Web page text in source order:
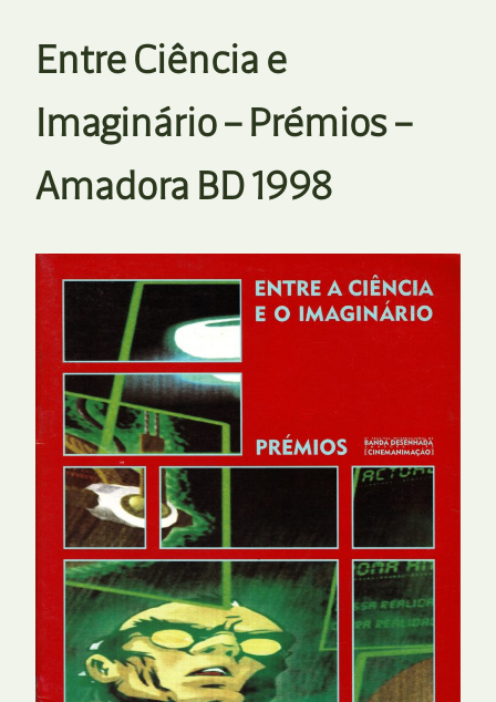
Entre Ciência e
Imaginário – Prémios –
Amadora BD 1998